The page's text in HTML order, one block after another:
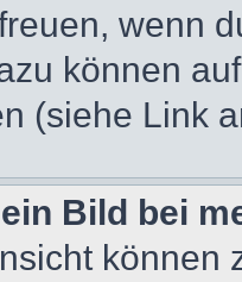
wenn
können
(siehe Link
Bild bei
können